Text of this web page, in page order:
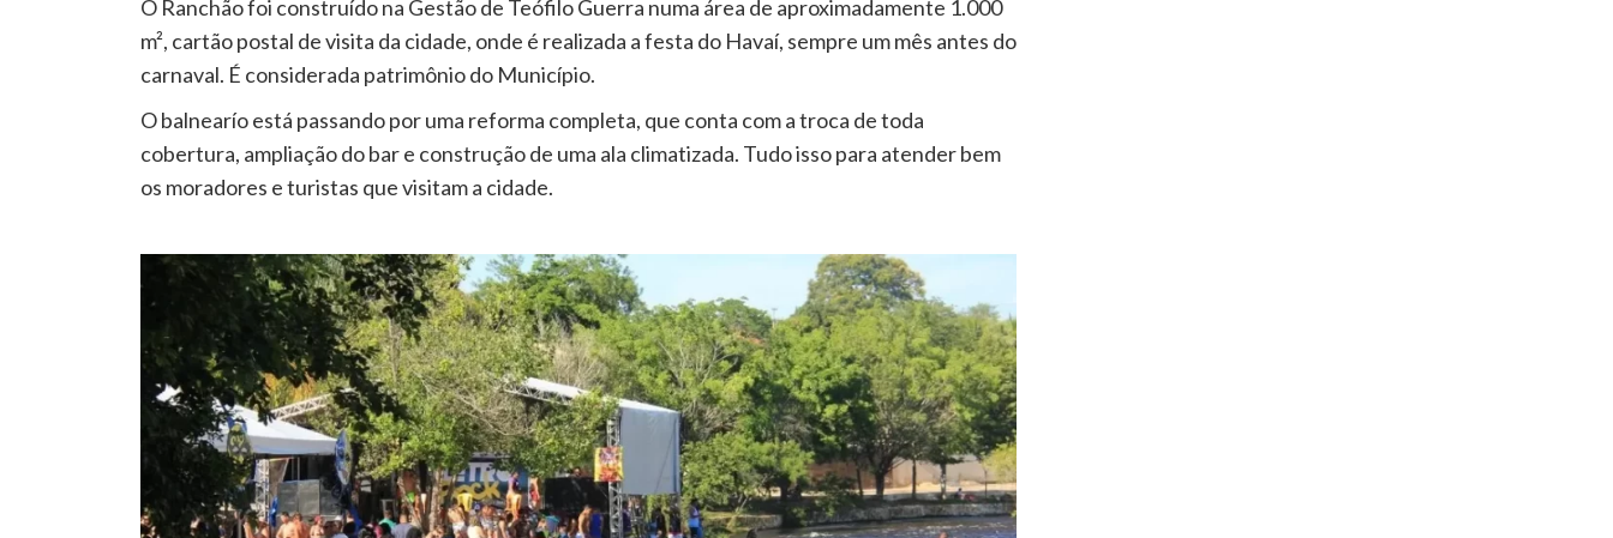
O Ranchão foi construído na Gestão de Teófilo Guerra numa área de aproximadamente 1.000
m², cartão postal de visita da cidade, onde é realizada a festa do Havaí, sempre um mês antes do
carnaval. É considerada patrimônio do Município.
O balnearío está passando por uma reforma completa, que conta com a troca de toda
cobertura, ampliação do bar e construção de uma ala climatizada. Tudo isso para atender bem
os moradores e turistas que visitam a cidade.